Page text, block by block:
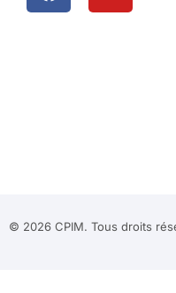
© 2026 CPIM. Tous droits